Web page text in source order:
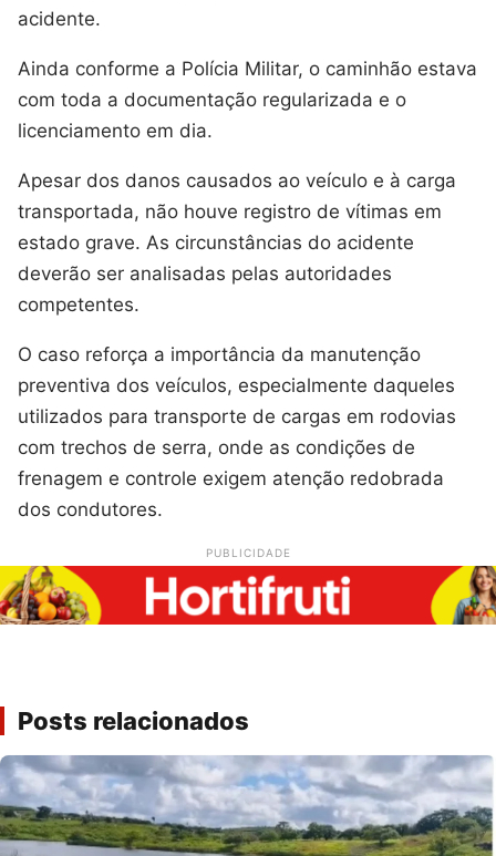
acidente.
Ainda conforme a Polícia Militar, o caminhão estava
com toda a documentação regularizada e o
licenciamento em dia.
Apesar dos danos causados ao veículo e à carga
transportada, não houve registro de vítimas em
estado grave. As circunstâncias do acidente
deverão ser analisadas pelas autoridades
competentes.
O caso reforça a importância da manutenção
preventiva dos veículos, especialmente daqueles
utilizados para transporte de cargas em rodovias
com trechos de serra, onde as condições de
frenagem e controle exigem atenção redobrada
dos condutores.
PUBLICIDADE
Posts relacionados